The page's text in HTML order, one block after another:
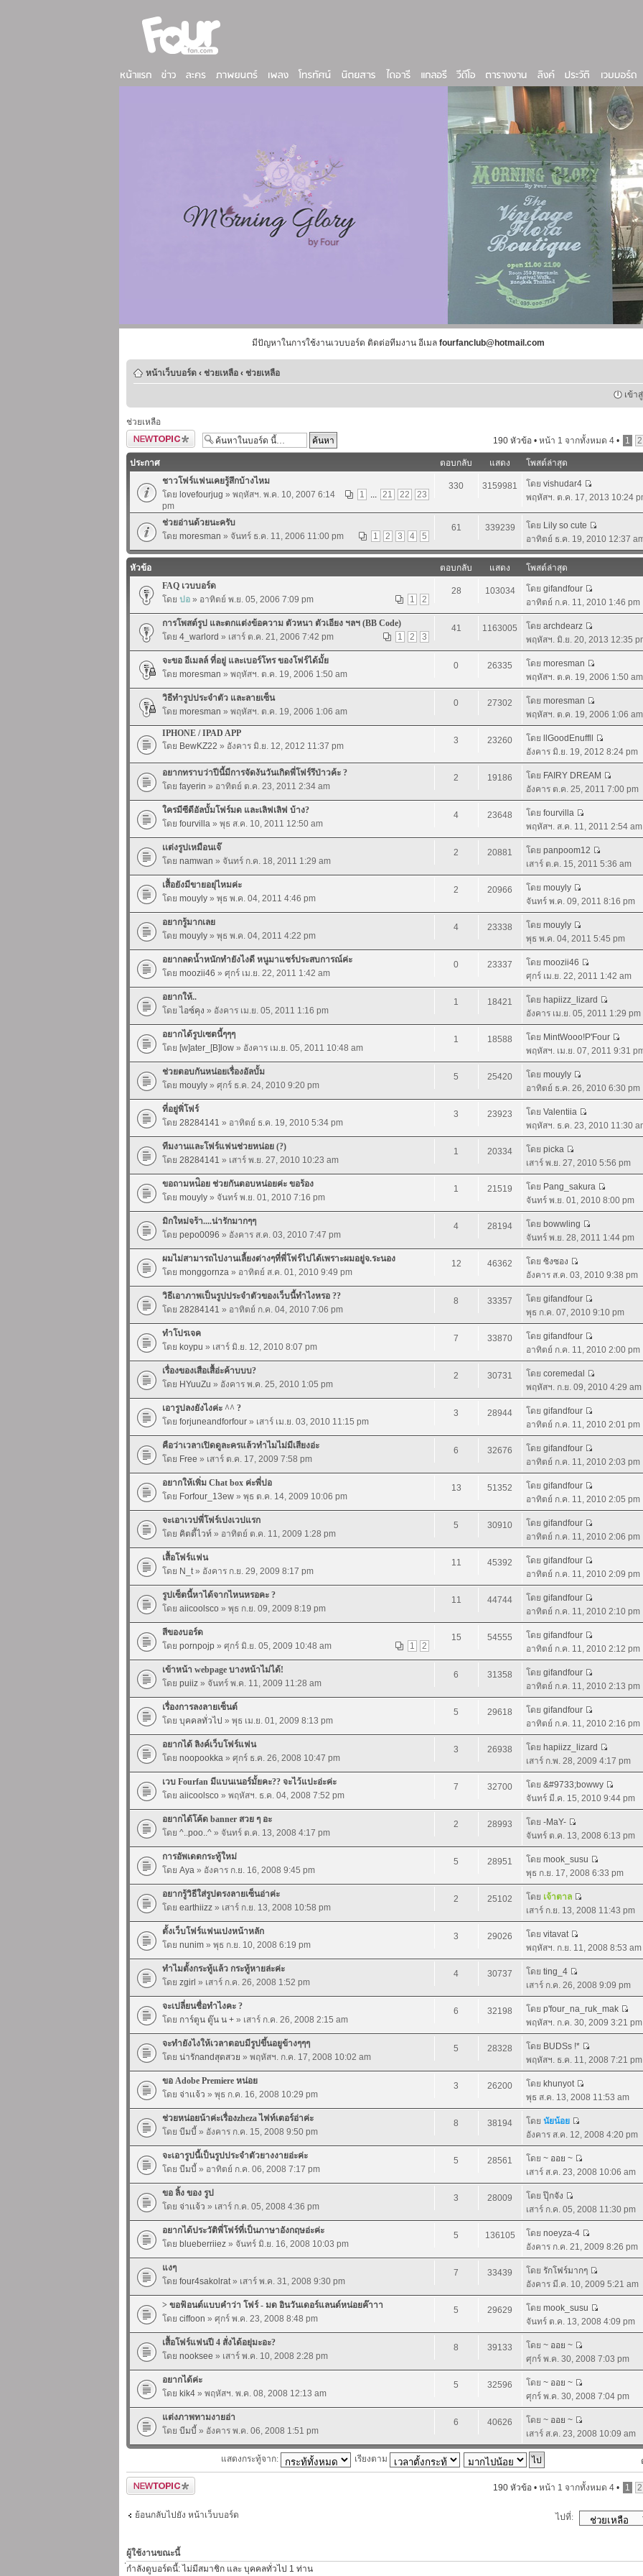
มีปัญหาในการใช้งานเวบบอร์ด ติดต่อทีมงาน อีเมล fourfanclub@hotmail.com
หน้าเว็บบอร์ด ‹ ช่วยเหลือ ‹ ช่วยเหลือ
เข้า
ช่วยเหลือ
ตั้งกระทู้ใหม่
190 หัวข้อ • หน้า 1 จากทั้งหมด 4 • 1 2
ประกาศ ตอบกลับ แสดง
โพสต์ล่าสุด
ชาวโฟร์แฟนเคยรู้สึกบ้างไหม
1
... 21 22 23
โดย lovefourjug » พฤหัสฯ. พ.ค. 10, 2007 6:14
pm
330 3159981 โดย vishudar4
พฤหัสฯ. ต.ค. 17, 2013 10:24
ช่วยอ่านด้วยนะครับ
1
2 3 4 5
โดย moresman » จันทร์ ธ.ค. 11, 2006 11:00 pm
61 339239 โดย Lily so cute
อาทิตย์ ธ.ค. 19, 2010 12:37
หัวข้อ ตอบกลับ แสดง
โพสต์ล่าสุด
FAQ เวบบอร์ด
1
2
โดย ปอ » อาทิตย์ พ.ย. 05, 2006 7:09 pm
28 103034 โดย gifandfour
อาทิตย์ ก.ค. 11, 2010 1:46 pm
การโพสต์รูป และตกแต่งข้อความ ตัวหนา ตัวเอียง ฯลฯ (BB Code)
1
2 3
โดย 4_warlord » เสาร์ ต.ค. 21, 2006 7:42 pm
41 1163005 โดย archdearz
พฤหัสฯ. มิ.ย. 20, 2013 12:35
จะขอ อีเมลล์ ที่อยู่ และเบอร์โทร ของโฟร์ได้มั้ย
โดย moresman » พฤหัสฯ. ต.ค. 19, 2006 1:50 am
0 26335 โดย moresman
พฤหัสฯ. ต.ค. 19, 2006 1:50 am
วิธีทำรูปประจำตัว และลายเซ็น
โดย moresman » พฤหัสฯ. ต.ค. 19, 2006 1:06 am
0 27302 โดย moresman
พฤหัสฯ. ต.ค. 19, 2006 1:06 am
IPHONE / IPAD APP
โดย BewKZ22 » อังคาร มิ.ย. 12, 2012 11:37 pm
3 23260 โดย
llGoodEnuffll
อังคาร มิ.ย. 19, 2012 8:24 pm
อยากทราบว่าปีนี้มีการจัดงันวันเกิดพี่โฟร์รึป่าวค้ะ ?
โดย fayerin » อาทิตย์ ต.ค. 23, 2011 2:34 am
2 19186 โดย FAIRY DREAM
อังคาร ต.ค. 25, 2011 7:00 pm
ใครมีซีดีอัลบั้มโฟร์มด และเลิฟเลิฟ บ้าง?
โดย fourvilla » พุธ ส.ค. 10, 2011 12:50 am
4 23648 โดย fourvilla
พฤหัสฯ. ส.ค. 11, 2011 2:54 am
เเต่งรูปเหมือนเจ๊
โดย namwan » จันทร์ ก.ค. 18, 2011 1:29 am
2 20881 โดย panpoom12
เสาร์ ต.ค. 15, 2011 5:36 am
เสื้อยังมีขายอยุ่ไหมค่ะ
โดย mouyly » พุธ พ.ค. 04, 2011 4:46 pm
2 20966 โดย mouyly
จันทร์ พ.ค. 09, 2011 8:16 pm
อยากรู้มากเลย
โดย mouyly » พุธ พ.ค. 04, 2011 4:22 pm
4 23338 โดย mouyly
พุธ พ.ค. 04, 2011 5:45 pm
อยากลดน้ำหนักทำยังไงดี หนูมาแชร์ประสบการณ์ค่ะ
โดย moozii46 » ศุกร์ เม.ย. 22, 2011 1:42 am
0 23337 โดย moozii46
ศุกร์ เม.ย. 22, 2011 1:42 am
อยากให้..
โดย ไอซ์คุง » อังคาร เม.ย. 05, 2011 1:16 pm
1 18421 โดย hapiizz_lizard
อังคาร เม.ย. 05, 2011 1:29 pm
อยากได้รูปเซตนี้ๆๆๆ
โดย [w]ater_[B]low » อังคาร เม.ย. 05, 2011 10:48 am
1 18588 โดย MintWooo!P'Four
พฤหัสฯ. เม.ย. 07, 2011 9:31
ช่วยตอบกันหน่อยเรื่องอัลบั้ม
โดย mouyly » ศุกร์ ธ.ค. 24, 2010 9:20 pm
5 25420 โดย mouyly
อาทิตย์ ธ.ค. 26, 2010 6:30 pm
ที่อยู่พิ่โฟร์
โดย 28284141 » อาทิตย์ ธ.ค. 19, 2010 5:34 pm
3 23923 โดย Valentiia
พฤหัสฯ. ธ.ค. 23, 2010 11:30
ทีมงานและโฟร์แฟนช่วยหน่อย (?)
โดย 28284141 » เสาร์ พ.ย. 27, 2010 10:23 am
1 20334 โดย picka
เสาร์ พ.ย. 27, 2010 5:56 pm
ขอถามหน่ิอย ช่วยกันตอบหน่อยค่ะ ขอร้อง
โดย mouyly » จันทร์ พ.ย. 01, 2010 7:16 pm
1 21519 โดย Pang_sakura
จันทร์ พ.ย. 01, 2010 8:00 pm
มิกใหม่จร้า....น่ารักมากๆๆ
โดย pepo0096 » อังคาร ส.ค. 03, 2010 7:47 pm
4 28194 โดย bowwling
จันทร์ พ.ย. 28, 2011 1:44 pm
ผมไม่สามารถไปงานเลี้ยงต่างๆที่พี่โฟร์ไปได้เพราะผมอยู่จ.ระนอง
โดย monggornza » อาทิตย์ ส.ค. 01, 2010 9:49 pm
12 46362 โดย ซิงซอง
อังคาร ส.ค. 03, 2010 9:38 pm
วิธีเอาภาพเป็นรูปประจำตัวของเว็บนี้ทำไงหรอ ??
โดย 28284141 » อาทิตย์ ก.ค. 04, 2010 7:06 pm
8 33357 โดย gifandfour
พุธ ก.ค. 07, 2010 9:10 pm
ทำโปรเจค
โดย koypu » เสาร์ มิ.ย. 12, 2010 8:07 pm
7 33870 โดย gifandfour
อาทิตย์ ก.ค. 11, 2010 2:00 pm
เรื่องของเสือเสื้อ่ะค้าบบบ?
โดย HYuuZu » อังคาร พ.ค. 25, 2010 1:05 pm
2 30731 โดย coremedal
พฤหัสฯ. ก.ย. 09, 2010 4:29 am
เอารูปลงยังไงค่ะ ^^ ?
โดย forjuneandforfour » เสาร์ เม.ย. 03, 2010 11:15 pm
3 28944 โดย gifandfour
อาทิตย์ ก.ค. 11, 2010 2:01 pm
คือว่าเวลาเปิดดูละครแล้วทำไมไม่มีเสียงอ่ะ
โดย Free » เสาร์ ต.ค. 17, 2009 7:58 pm
6 32676 โดย gifandfour
อาทิตย์ ก.ค. 11, 2010 2:03 pm
อยากให้เพิ่ม Chat box ค่ะพี่ปอ
โดย Forfour_13ew » พุธ ต.ค. 14, 2009 10:06 pm
13 51352 โดย gifandfour
อาทิตย์ ก.ค. 11, 2010 2:05 pm
จะเอาเวปพี่โฟร์เปงเวปแรก
โดย คิตตี้ไวท์ » อาทิตย์ ต.ค. 11, 2009 1:28 pm
5 30910 โดย gifandfour
อาทิตย์ ก.ค. 11, 2010 2:06 pm
เสื้อโฟร์แฟน
โดย N_t» อังคาร ก.ย. 29, 2009 8:17 pm
11 45392 โดย gifandfour
อาทิตย์ ก.ค. 11, 2010 2:09 pm
รูปเซ็ตนี้หาได้จากไหนหรอคะ ?
โดย aiicoolsco » พุธ ก.ย. 09, 2009 8:19 pm
11 44744 โดย gifandfour
อาทิตย์ ก.ค. 11, 2010 2:10 pm
สีของบอร์ด
1
2
โดย pornpojp » ศุกร์ มิ.ย. 05, 2009 10:48 am
15 54555 โดย gifandfour
อาทิตย์ ก.ค. 11, 2010 2:12 pm
เข้าหน้า webpage บางหน้าไม่ได้!
โดย puiiz » จันทร์ พ.ค. 11, 2009 11:28 am
6 31358 โดย gifandfour
อาทิตย์ ก.ค. 11, 2010 2:13 pm
เรื่องการลงลายเซ็นต์
โดย บุคคลทั่วไป » พุธ เม.ย. 01, 2009 8:13 pm
5 29618 โดย gifandfour
อาทิตย์ ก.ค. 11, 2010 2:16 pm
อยากได้ ลิงค์เว็บโฟร์แฟน
โดย noopookka » ศุกร์ ธ.ค. 26, 2008 10:47 pm
3 26938 โดย hapiizz_lizard
เสาร์ ก.พ. 28, 2009 4:17 pm
เวบ Fourfan มีแบนเนอร์มั้ยคะ?? จะไว้แปะอ่ะค่ะ
โดย aiicoolsco » พฤหัสฯ. ธ.ค. 04, 2008 7:52 pm
7 32700 โดย &#9733;bowwy
จันทร์ มี.ค. 15, 2010 9:44 pm
อยากได้โค้ด banner สวย ๆ อะ
โดย ^..poo..^ » จันทร์ ต.ค. 13, 2008 4:17 pm
2 28993 โดย -MaY-
จันทร์ ต.ค. 13, 2008 6:13 pm
การอัพเดตกระทู้ใหม่
โดย Aya » อังคาร ก.ย. 16, 2008 9:45 pm
5 28951 โดย mook_susu
พุธ ก.ย. 17, 2008 6:33 pm
อยากรู้วิธีใส่รูปตรงลายเซ็นอ่าค่ะ
โดย earthiizz » เสาร์ ก.ย. 13, 2008 10:58 pm
2 25102 โดย เจ้าตาล
เสาร์ ก.ย. 13, 2008 11:43 pm
ตั้งเว็บโฟร์แฟนเปงหน้าหลัก
โดย nunim » พุธ ก.ย. 10, 2008 6:19 pm
3 29026 โดย vitavat
พฤหัสฯ. ก.ย. 11, 2008 8:53 am
ทำไมตั้งกระทู้แล้ว กระทู้หายล่ะค่ะ
โดย zgirl » เสาร์ ก.ค. 26, 2008 1:52 pm
4 30737 โดย ting_4
เสาร์ ก.ค. 26, 2008 9:09 pm
จะเปลี่ยนชื่อทำไงคะ ?
โดย การ์ตูน ตู๊น น + » เสาร์ ก.ค. 26, 2008 2:15 am
6 32198 โดย p'four_na_ruk_mak
พฤหัสฯ. ก.ค. 30, 2009 3:21 pm
จะทำยังไงให้เวลาตอบมีรูปขึ้นอยูข้างๆๆๆ
โดย น่ารักandสุดสวย » พฤหัสฯ. ก.ค. 17, 2008 10:02 am
5 28328 โดย BUDSs !*
พฤหัสฯ. ธ.ค. 11, 2008 7:21 pm
ขอ Adobe Premiere หน่อย
โดย จ่าเเจ้ว » พุธ ก.ค. 16, 2008 10:29 pm
3 26200 โดย khunyot
พุธ ส.ค. 13, 2008 11:53 am
ช่วยหน่อยน้าค่ะเรื่องzheza ไฟท์เตอร์อ่าค่ะ
โดย บีมบี้ » อังคาร ก.ค. 15, 2008 9:50 pm
8 38194 โดย นัยน้อย
อังคาร ส.ค. 12, 2008 4:20 pm
จะเอารูปนี้เป็นรูปประจำตัวยางงายอ่ะค่ะ
โดย บีมบี้ » อาทิตย์ ก.ค. 06, 2008 7:17 pm
5 28561 โดย ~ ออย ~
เสาร์ ส.ค. 23, 2008 10:06 am
ขอ ลิ้ง ของ รูป
โดย จ่าเเจ้ว » เสาร์ ก.ค. 05, 2008 4:36 pm
3 28009 โดย ปุ๊กจัง
เสาร์ ก.ค. 05, 2008 11:30 pm
อยากได้ประวัติพี่โฟร์ที่เป็นภาษาอังกฤษอ่ะค่ะ
โดย blueberriiez » จันทร์ มิ.ย. 16, 2008 10:03 pm
5 136105 โดย noeyza-4
อังคาร ก.ค. 21, 2009 8:26 pm
แงๆ
โดย four4sakolrat» เสาร์ พ.ค. 31, 2008 9:30 pm
7 33439 โดย รักโฟร์มากๆ
อังคาร มี.ค. 10, 2009 5:21 am
> ขอฟ้อนต์แบบคำว่า โฟร์ - มด อินวันเดอร์แลนด์หน่อยค๊าาา
โดย ciffoon » ศุกร์ พ.ค. 23, 2008 8:48 pm
5 29629 โดย mook_susu
จันทร์ ต.ค. 13, 2008 4:09 pm
เสื้อโฟร์แฟนปี 4 สั่งได้อยุ่มะอะ?
โดย nooksee » เสาร์ พ.ค. 10, 2008 2:28 pm
8 39133 โดย ~ ออย ~
ศุกร์ พ.ค. 30, 2008 7:03 pm
อยากได้ค่ะ
โดย kik4 » พฤหัสฯ. พ.ค. 08, 2008 12:13 am
5 32596 โดย ~ ออย ~
ศุกร์ พ.ค. 30, 2008 7:04 pm
แต่งภาพทามงายอ่า
โดย บีมบี้ » อังคาร พ.ค. 06, 2008 1:51 pm
6 40626 โดย ~ ออย ~
เสาร์ ส.ค. 23, 2008 10:09 am
แสดงกระทู้จาก: เรียงตาม
ตั้งกระทู้ใหม่ 190 หัวข้อ • หน้า 1 จากทั้งหมด 4 • 1 2
ย้อนกลับไปยัง หน้าเว็บบอร์ด ไปที่:
ผู้ใช้งานขณะนี้
่กำลังดูบอร์ดนี้: ไม่มีสมาชิก และ บุคคลทั่วไป 1 ท่าน